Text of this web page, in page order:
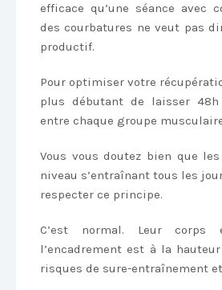
efficace qu’une séance avec
des courbatures ne veut pas
productif.
Pour optimiser votre
plus débutant de laisser 48h
entre chaque groupe
Vous vous doutez bien que
niveau s’entraînant tous les
respecter ce principe.
C’est normal. Leur
l’encadrement est à la
risques de sure-entraînement